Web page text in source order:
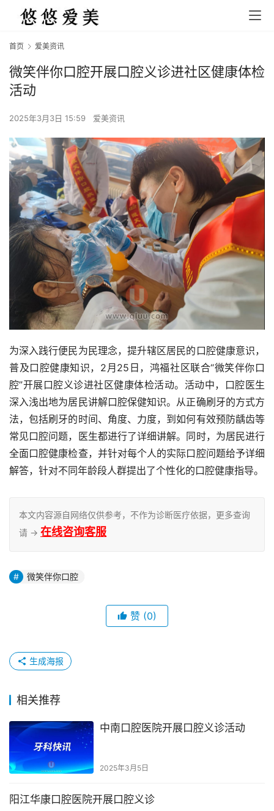
首页 爱美资讯
微笑伴你口腔开展口腔义诊进社区健康体检
活动
2025年3月3日 15:59 爱美资讯
为深入践行便民为民理念，提升辖区居民的口腔健康意识，
普及口腔健康知识，2月25日，鸿福社区联合“微笑伴你口
腔”开展口腔义诊进社区健康体检活动。活动中，口腔医生
深入浅出地为居民讲解口腔保健知识。从正确刷牙的方式方
法，包括刷牙的时间、角度、力度，到如何有效预防龋齿等
常见口腔问题，医生都进行了详细讲解。同时，为居民进行
全面口腔健康检查，并针对每个人的实际口腔问题给予详细
解答，针对不同年龄段人群提出了个性化的口腔健康指导。
本文内容源自网络仅供参考，不作为诊断医疗依据，更多查询
请 → 在线咨询客服
微笑伴你口腔
赞 (0)
生成海报
相关推荐
中南口腔医院开展口腔义诊活动
2025年3月5日
阳江华康口腔医院开展口腔义诊